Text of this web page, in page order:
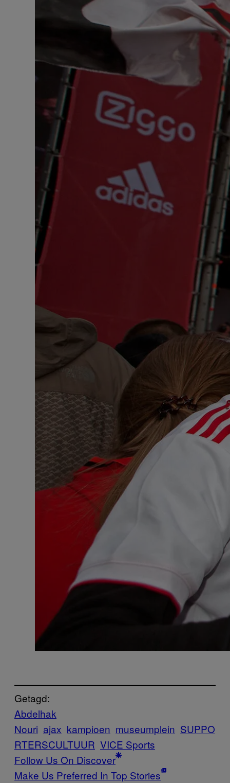
Getagd:
Abdelhak
Nouri ajax kampioen museumplein SUPPO
RTERSCULTUUR VICE Sports
Follow Us On Discover
Make Us Preferred In Top Stories